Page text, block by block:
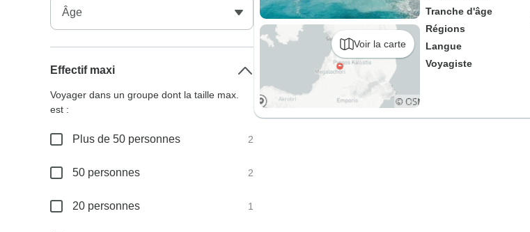
Voir la carte
Tranche d'âge
Régions
Langue
Voyagiste
Effectif maxi
Voyager dans un groupe dont la taille max.
est :
Plus de 50 personnes 2
50 personnes 2
20 personnes 1